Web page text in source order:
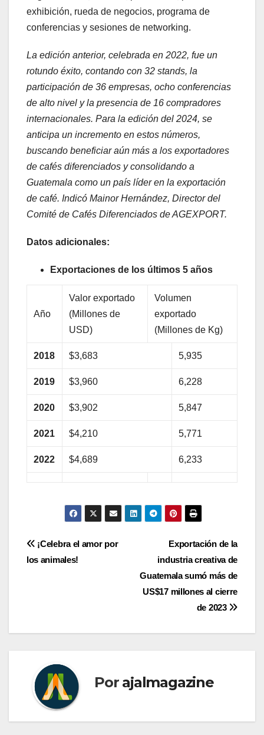
exhibición, rueda de negocios, programa de
conferencias y sesiones de networking.
La edición anterior, celebrada en 2022, fue un
rotundo éxito, contando con 32 stands, la
participación de 36 empresas, ocho conferencias
de alto nivel y la presencia de 16 compradores
internacionales. Para la edición del 2024, se
anticipa un incremento en estos números,
buscando beneficiar aún más a los exportadores
de cafés diferenciados y consolidando a
Guatemala como un país líder en la exportación
de café. Indicó Mainor Hernández, Director del
Comité de Cafés Diferenciados de AGEXPORT.
Datos adicionales:
Exportaciones de los últimos 5 años
Año
Valor exportado
(Millones de
USD)
Volumen
exportado
(Millones de Kg)
2018 $3,683 5,935
2019 $3,960 6,228
2020 $3,902 5,847
2021 $4,210 5,771
2022 $4,689 6,233
Navegación
Exportación de la
industria creativa de
Guatemala sumó más de
US$17 millones al cierre
de 2023
¡Celebra el amor por
los animales!
Por ajalmagazine